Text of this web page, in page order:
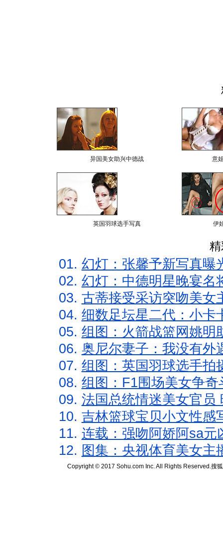
异国美女助兴中德战 意
英国羽球选手写真 伊
01. 幻灯：张馨予新写真曝
02. 幻灯：中德明星晚宴名
03. 古蒂接受采访突吻美女
04. 细数足坛星二代：小卡
05. 组图：火箭战篮网姚明
06. 奥尼尔妻子：我没有外
07. 组图：英国羽球选手拍
08. 组图：F1围场美女争
09. 法国总统情迷美女官员
10. 吉林篮球宝贝小文性感
11. 连载：强吻阿娇阿sa元
12. 图集：央视体育美女主
Copyright © 2017 Sohu.com Inc. All Rights Reserved.搜